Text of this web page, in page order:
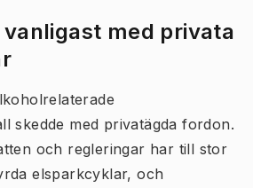
med privata
skedde med privatägda fordon.
och regleringar har till stor
elsparkcyklar, och